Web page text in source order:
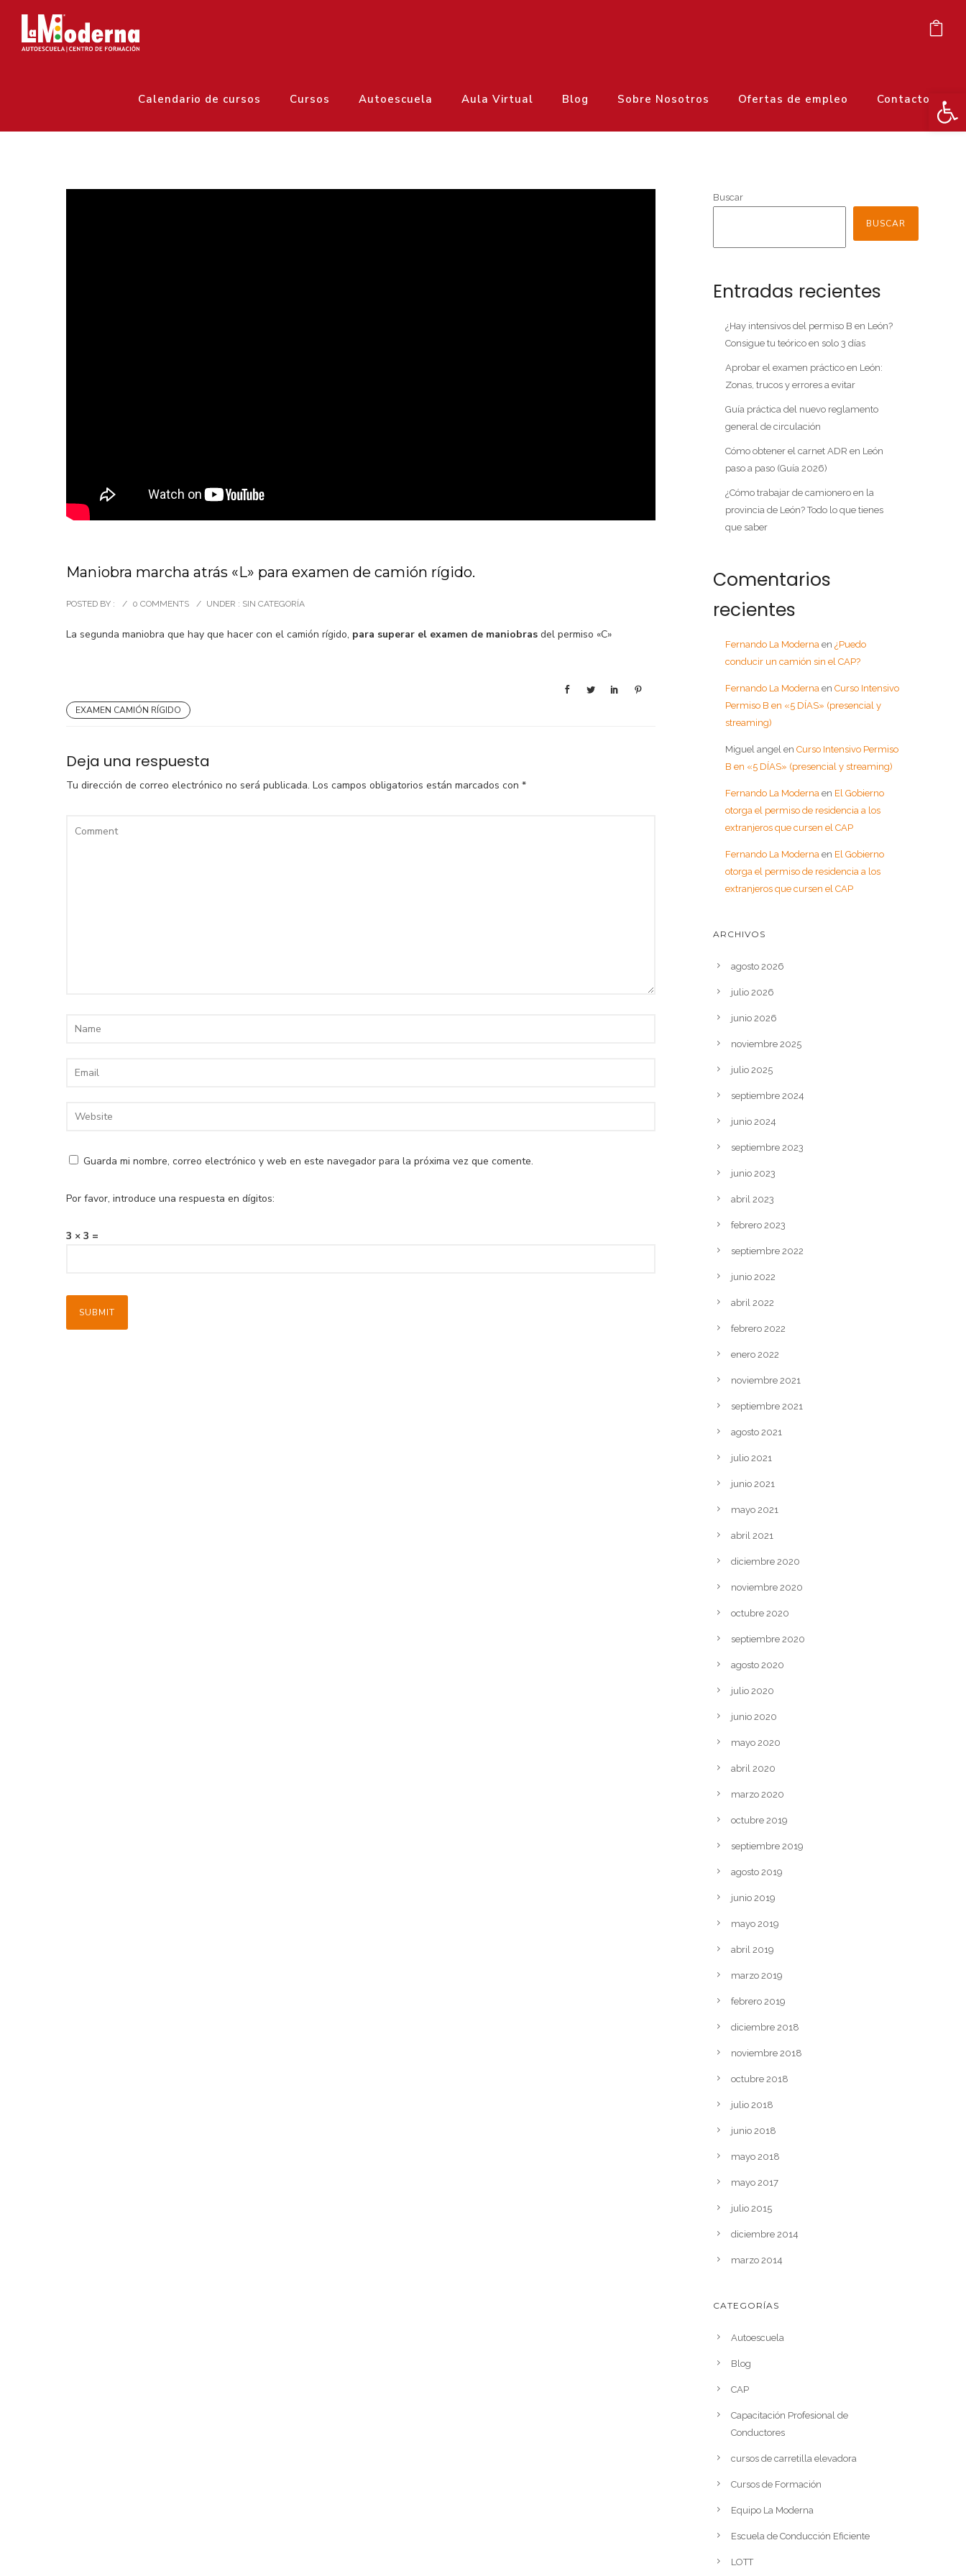
Calendario de cursos Cursos Autoescuela Aula Virtual Blog Sobre Nosotros Ofertas de empleo Contacto
Maniobra marcha atrás «L» para examen de camión rígido.
POSTED BY : / 0 COMMENTS / UNDER : SIN CATEGORÍA
La segunda maniobra que hay que hacer con el camión rígido, para superar el examen de maniobras del permiso «C»
EXAMEN CAMIÓN RÍGIDO
Deja una respuesta
Tu dirección de correo electrónico no será publicada. Los campos obligatorios están marcados con *
Guarda mi nombre, correo electrónico y web en este navegador para la próxima vez que comente.
Por favor, introduce una respuesta en dígitos:
3 × 3 =
Buscar
BUSCAR
Entradas recientes
¿Hay intensivos del permiso B en León?
Consigue tu teórico en solo 3 días
Aprobar el examen práctico en León:
Zonas, trucos y errores a evitar
Guía práctica del nuevo reglamento
general de circulación
Cómo obtener el carnet ADR en León
paso a paso (Guía 2026)
¿Cómo trabajar de camionero en la
provincia de León? Todo lo que tienes
que saber
Comentarios
recientes
Fernando La Modernaen ¿Puedo
conducir un camión sin el CAP?
Fernando La Modernaen Curso Intensivo
Permiso B en «5 DÍAS» (presencial y
streaming)
Miguel angelen Curso Intensivo Permiso
B en «5 DÍAS» (presencial y streaming)
Fernando La Modernaen El Gobierno
otorga el permiso de residencia a los
extranjeros que cursen el CAP
Fernando La Modernaen El Gobierno
otorga el permiso de residencia a los
extranjeros que cursen el CAP
ARCHIVOS
agosto 2026
julio 2026
junio 2026
noviembre 2025
julio 2025
septiembre 2024
junio 2024
septiembre 2023
junio 2023
abril 2023
febrero 2023
septiembre 2022
junio 2022
abril 2022
febrero 2022
enero 2022
noviembre 2021
septiembre 2021
agosto 2021
julio 2021
junio 2021
mayo 2021
abril 2021
diciembre 2020
noviembre 2020
octubre 2020
septiembre 2020
agosto 2020
julio 2020
junio 2020
mayo 2020
abril 2020
marzo 2020
octubre 2019
septiembre 2019
agosto 2019
junio 2019
mayo 2019
abril 2019
marzo 2019
febrero 2019
diciembre 2018
noviembre 2018
octubre 2018
julio 2018
junio 2018
mayo 2018
mayo 2017
julio 2015
diciembre 2014
marzo 2014
CATEGORÍAS
Autoescuela
Blog
CAP
Capacitación Profesional de
Conductores
cursos de carretilla elevadora
Cursos de Formación
Equipo La Moderna
Escuela de Conducción Eficiente
LOTT